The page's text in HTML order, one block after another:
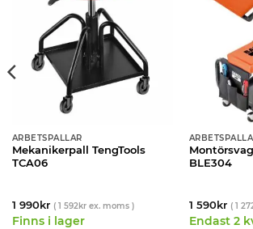
ARBETSPALLAR
Mekanikerpall TengTools
TCA06
1 990kr ( 1 592krex. moms )
Finns i lager
BLE304
1 590kr ( 1
Endast 2